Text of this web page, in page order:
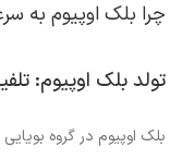
چرا بلک اوپیوم به
تولد بلک اوپیوم: